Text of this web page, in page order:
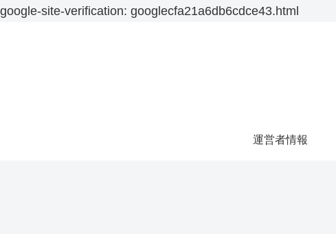
google-site-verification: googlecfa21a6db6cdce43.html
運営者情報